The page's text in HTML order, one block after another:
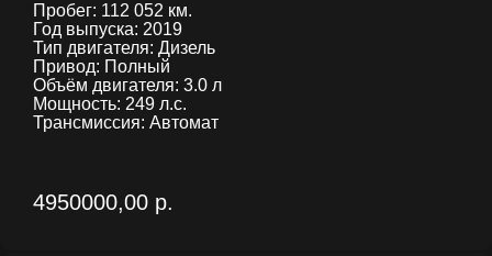
4950000,00 р.
Пробег: 112 052 км.
Год выпуска: 2019
Тип двигателя: Дизель
Привод: Полный
Объём двигателя: 3.0 л
Мощность: 249 л.с.
Трансмиссия: Автомат